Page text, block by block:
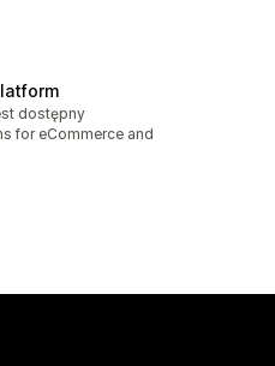
dostępny
for eCommerce and